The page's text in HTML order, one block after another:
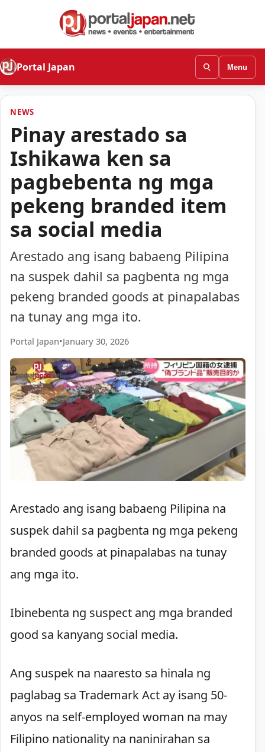
Portal Japan Menu
NEWS
Pinay arestado sa
Ishikawa ken sa
pagbebenta ng mga
pekeng branded item
sa social media
Arestado ang isang babaeng Pilipina
na suspek dahil sa pagbenta ng mga
pekeng branded goods at pinapalabas
na tunay ang mga ito.
Portal Japan•January 30, 2026
Arestado ang isang babaeng Pilipina na
suspek dahil sa pagbenta ng mga pekeng
branded goods at pinapalabas na tunay
ang mga ito.
Ibinebenta ng suspect ang mga branded
good sa kanyang social media.
Ang suspek na naaresto sa hinala ng
paglabag sa Trademark Act ay isang 50-
anyos na self-employed woman na may
Filipino nationality na naninirahan sa